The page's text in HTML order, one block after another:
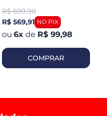
R$ 599,90
R$ 569,91
6x de R$ 99,98
COMPRAR